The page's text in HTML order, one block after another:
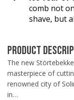
Verifizierter
Wie immer
comb not
shave, but
PRODUCT
The new
masterpiece of
renowned city of
in…